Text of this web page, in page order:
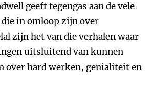
geeft tegengas aan de vele
die in omloop zijn over
zijn het van die verhalen waar
uitsluitend van kunnen
over hard werken, genialiteit en